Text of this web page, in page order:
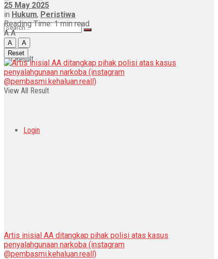
No Result
View All Result
Login
25 May 2025
in Hukum, Peristiwa
Reading Time: 1 min read
A A
A
A
Reset
Artis inisial AA ditangkap pihak polisi atas kasus
penyalahgunaan narkoba (instagram
@pembasmi.kehaluan.reall)